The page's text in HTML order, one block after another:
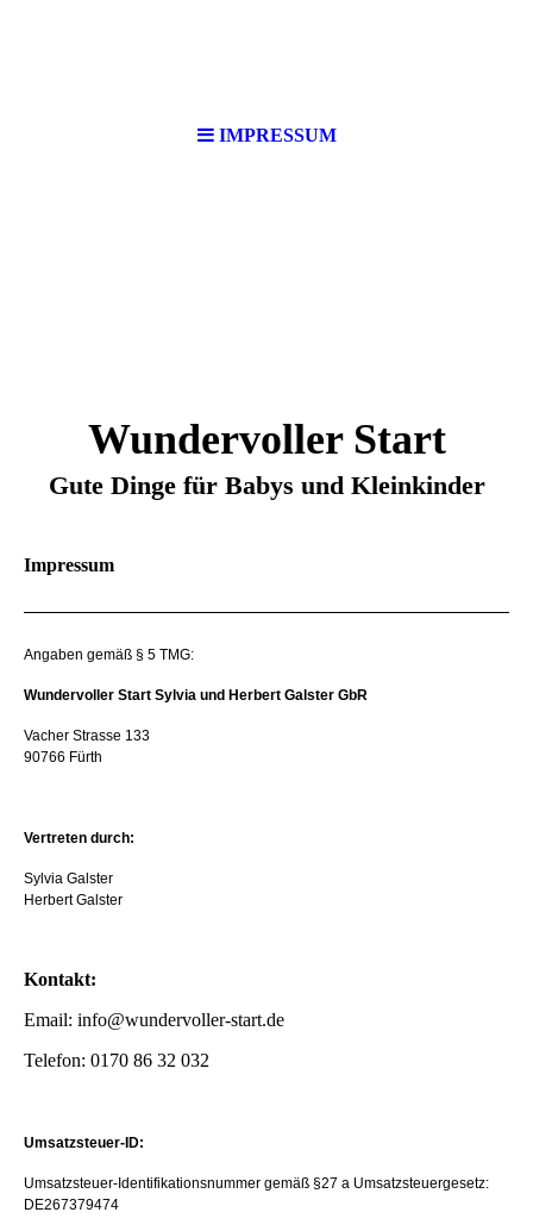
IMPRESSUM
Wundervoller Start
Gute Dinge für Babys und Kleinkinder
Impressum
Angaben gemäß § 5 TMG:
Wundervoller Start Sylvia und Herbert Galster GbR
Vacher Strasse 133
90766 Fürth
Vertreten durch:
Sylvia Galster
Herbert Galster
Kontakt:
Email: info@wundervoller-start.de
Telefon: 0170 86 32 032
Umsatzsteuer-ID:
Umsatzsteuer-Identifikationsnummer gemäß §27 a Umsatzsteuergesetz:
DE267379474